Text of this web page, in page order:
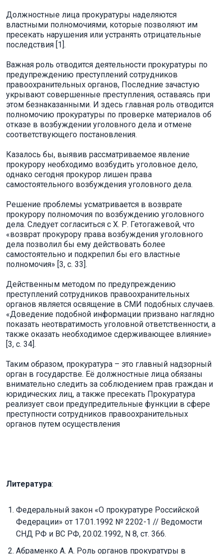
Должностные лица прокуратуры наделяются
властными полномочиями, которые позволяют им
пресекать нарушения или устранять отрицательные
последствия [1].
Важная роль отводится деятельности прокуратуры по
предупреждению преступлений сотрудников
правоохранительных органов, Последние зачастую
укрывают совершенные преступления, оставаясь при
этом безнаказанными. И здесь главная роль отводится
полномочию прокуратуры по проверке материалов об
отказе в возбуждении уголовного дела и отмене
соответствующего постановления.
Казалось бы, выявив рассматриваемое явление
прокурору необходимо возбудить уголовное дело,
однако сегодня прокурор лишен права
самостоятельного возбуждения уголовного дела.
Решение проблемы усматривается в возврате
прокурору полномочия по возбуждению уголовного
дела. Следует согласиться с Х. Р. Гетогажевой, что
«возврат прокурору права возбуждения уголовного
дела позволил бы ему действовать более
самостоятельно и подкрепил бы его властные
полномочия» [3, с. 33].
Действенным методом по предупреждению
преступлений сотрудников правоохранительных
органов является освящение в СМИ подобных случаев.
«Доведение подобной информации призвано наглядно
показать неотвратимость уголовной ответственности, а
также оказать необходимое сдерживающее влияние»
[3, с. 34].
Таким образом, прокуратура – это главный надзорный
орган в государстве. Её должностные лица обязаны
внимательно следить за соблюдением прав граждан и
юридических лиц, а также пресекать Прокуратура
реализует свои предупредительные функции в сфере
преступности сотрудников правоохранительных
органов путем осуществления
Литература:
Федеральный закон «О прокуратуре Российской
Федерации» от 17.01.1992 № 2202-1 // Ведомости
СНД РФ и ВС РФ, 20.02.1992, N 8, ст. 366.
Абраменко А. А. Роль органов прокуратуры в